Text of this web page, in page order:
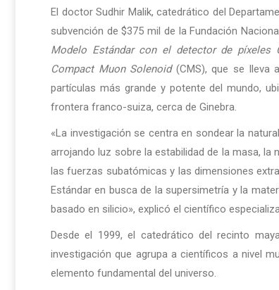
El doctor Sudhir Malik, catedrático del
subvención de $375 mil de la Fundación
Modelo Estándar con el detector de píxeles
Compact Muon Solenoid(CMS), que se lleva
partículas más grande y potente del mundo,
frontera franco-suiza, cerca de Ginebra.
«La investigación se centra en sondear la
arrojando luz sobre la estabilidad de la masa, la
las fuerzas subatómicas y las dimensiones
Estándar en busca de la supersimetría y la
basado en silicio», explicó el científico
Desde el 1999, el catedrático del recinto
investigación que agrupa a científicos a nivel
elemento fundamental del universo.